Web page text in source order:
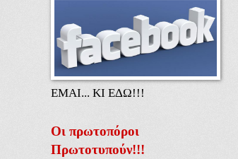
ΕΜΑΙ... ΚΙ ΕΔΩ!!!
Οι πρωτοπόροι
Πρωτοτυπούν!!!